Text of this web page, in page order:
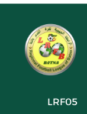
LRF05